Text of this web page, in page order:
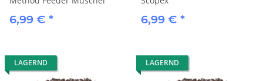
6,99 € * 6,99 € *
LAGERND LAGERND